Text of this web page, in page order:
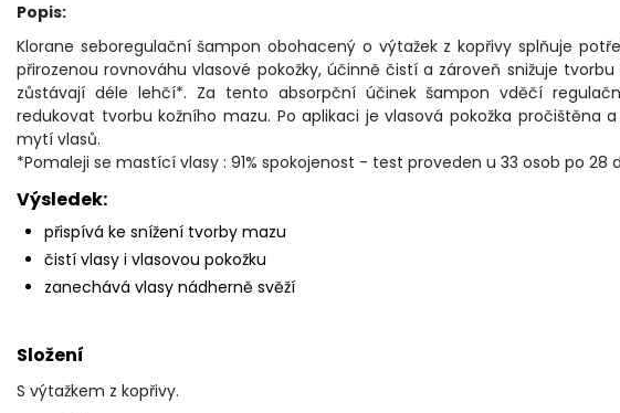
Popis:
Klorane seboregulační šampon obohacený o výtažek z kopřivy splňuje
přirozenou rovnováhu vlasové pokožky, účinně čistí a zároveň snižuje
zůstávají déle lehčí*. Za tento absorpční účinek šampon vděčí
redukovat tvorbu kožního mazu. Po aplikaci je vlasová pokožka pročištěna
mytí vlasů.
*Pomaleji se mastící vlasy : 91% spokojenost - test proveden u 33 osob po 28
Výsledek:
přispívá ke snížení tvorby mazu
čistí vlasy i vlasovou pokožku
zanechává vlasy nádherně svěží
Složení
S výtažkem z kopřivy.